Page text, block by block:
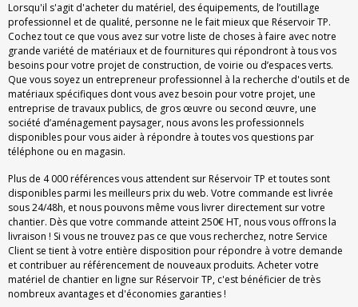
Lorsqu'il s'agit d'acheter du matériel, des équipements, de l’outillage
professionnel et de qualité, personne ne le fait mieux que Réservoir TP.
Cochez tout ce que vous avez sur votre liste de choses à faire avec notre
grande variété de matériaux et de fournitures qui répondront à tous vos
besoins pour votre projet de construction, de voirie ou d’espaces verts.
Que vous soyez un entrepreneur professionnel à la recherche d'outils et de
matériaux spécifiques dont vous avez besoin pour votre projet, une
entreprise de travaux publics, de gros œuvre ou second œuvre, une
société d’aménagement paysager, nous avons les professionnels
disponibles pour vous aider à répondre à toutes vos questions par
téléphone ou en magasin.
Plus de 4 000 références vous attendent sur Réservoir TP et toutes sont
disponibles parmi les meilleurs prix du web. Votre commande est livrée
sous 24/48h, et nous pouvons même vous livrer directement sur votre
chantier. Dès que votre commande atteint 250€ HT, nous vous offrons la
livraison ! Si vous ne trouvez pas ce que vous recherchez, notre Service
Client se tient à votre entière disposition pour répondre à votre demande
et contribuer au référencement de nouveaux produits. Acheter votre
matériel de chantier en ligne sur Réservoir TP, c'est bénéficier de très
nombreux avantages et d'économies garanties !